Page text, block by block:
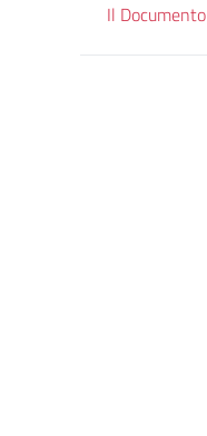
Il Documento